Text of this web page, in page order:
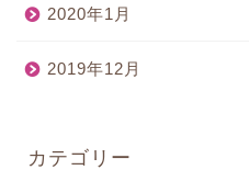
2020年1月
2019年12月
カテゴリー